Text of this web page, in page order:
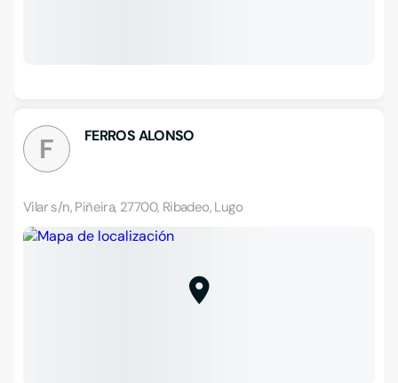
F FERROS ALONSO
Vilar s/n, Piñeira, 27700, Ribadeo, Lugo